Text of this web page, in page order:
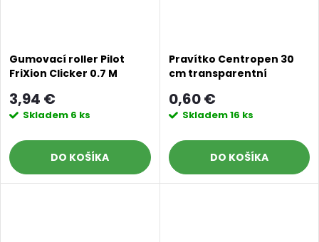
Gumovací roller Pilot
FriXion Clicker 0.7 M
3,94 €
Skladem 6 ks
DO KOŠÍKA
Pravítko Centropen 30
cm transparentní
0,60 €
Skladem16 ks
DO KOŠÍKA